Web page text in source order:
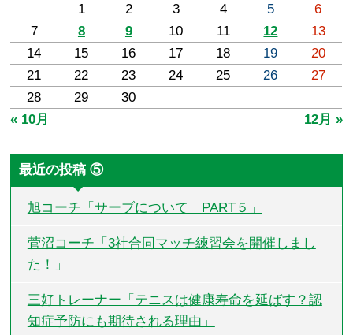
1
2 3 4 5
6
7
8 9 10 11 12
13
14
15 16 17 18 19
20
21
22 23 24 25 26
27
28
29
30
« 10月
12月 »
最近の投稿 ⑤
旭コーチ「サーブについて PART５」
菅沼コーチ「3社合同マッチ練習会を開催しまし
た！」
三好トレーナー「テニスは健康寿命を延ばす？認
知症予防にも期待される理由」